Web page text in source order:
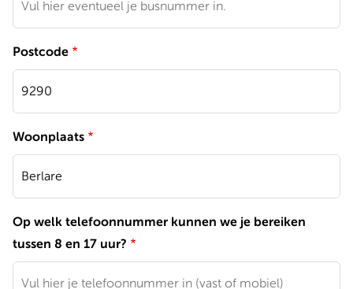
Postcode
Woonplaats
Op welk telefoonnummer kunnen we je bereiken
tussen 8 en 17 uur?